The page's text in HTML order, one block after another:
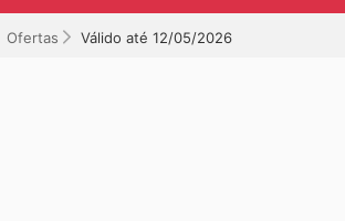
Ofertas Válido até 12/05/2026